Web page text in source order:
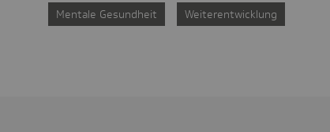
Mentale Gesundheit Weiterentwicklung